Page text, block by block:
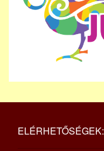
ELÉRHETŐSÉGEK: